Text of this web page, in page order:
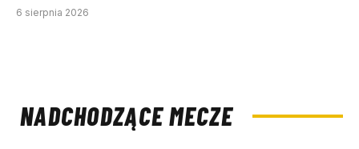
6 sierpnia 2026
NADCHODZĄCE MECZE